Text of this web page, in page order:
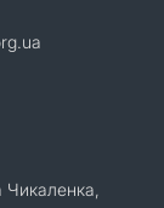
Чикаленка,